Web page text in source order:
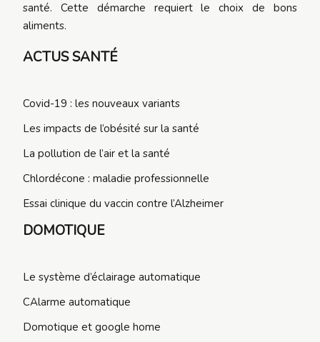
santé. Cette démarche requiert le choix de bons
aliments.
ACTUS SANTÉ
Covid-19 : les nouveaux variants
Les impacts de l’obésité sur la santé
La pollution de l’air et la santé
Chlordécone : maladie professionnelle
Essai clinique du vaccin contre l’Alzheimer
DOMOTIQUE
Le système d’éclairage automatique
CAlarme automatique
Domotique et google home